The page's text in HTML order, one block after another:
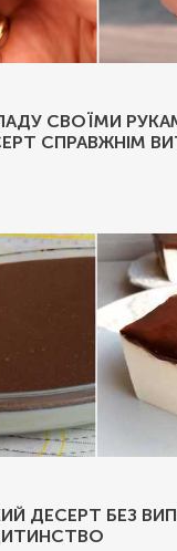
СВОЇМИ
СПРАВЖНІМ
ДЕСЕРТ БЕЗ